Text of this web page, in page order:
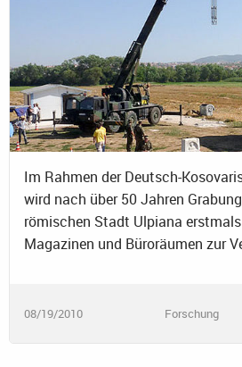
Im Rahmen der Deutsch-
wird nach über 50 Jahren
römischen Stadt Ulpiana
Magazinen und Büroräumen zur
08/19/2010 Forschung